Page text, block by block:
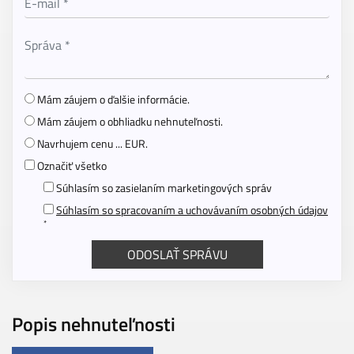
Popis nehnuteľnosti
Mám záujem o ďalšie informácie.
Mám záujem o obhliadku nehnuteľnosti.
Navrhujem cenu ... EUR.
Označiť všetko
Súhlasím so zasielaním marketingových správ
Súhlasím so spracovaním a uchovávaním osobných údajov
*